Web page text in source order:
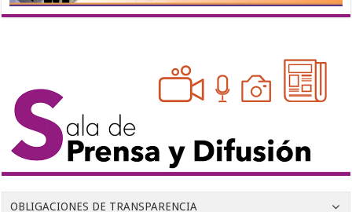
OBLIGACIONES DE TRANSPARENCIA